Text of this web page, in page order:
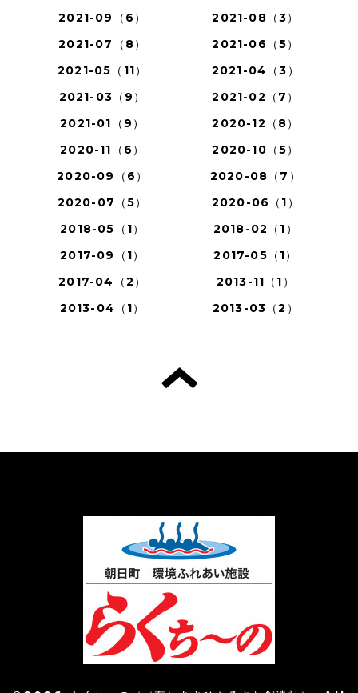
2021-09（6）
2021-08（3）
2021-07（8）
2021-06（5）
2021-05（11）
2021-04（3）
2021-03（9）
2021-02（7）
2021-01（9）
2020-12（8）
2020-11（6）
2020-10（5）
2020-09（6）
2020-08（7）
2020-07（5）
2020-06（1）
2018-05（1）
2018-02（1）
2017-09（1）
2017-05（1）
2017-04（2）
2013-11（1）
2013-04（1）
2013-03（2）